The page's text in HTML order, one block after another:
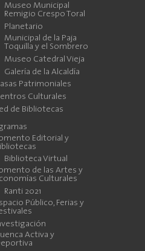
Museo Municipal
Remigio Crespo Toral
Planetario
Municipal de la Paja
Toquilla y el Sombrero
Museo Catedral Vieja
Galería de la Alcaldía
Patrimoniales
Culturales
de Bibliotecas
Editorial y
Biblioteca Virtual
de las Artes y
Culturales
Ranti 2021
Público, Ferias y
Activa y